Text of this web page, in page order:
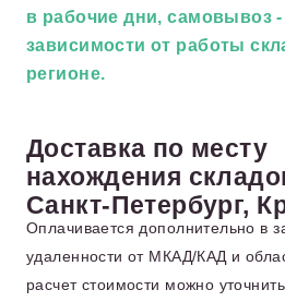
в рабочие дни, самовывоз -
зависимости от работы
регионе.
Доставка по месту
нахождения
Санкт-Петербург,
Оплачивается дополнительно в
удаленности от МКАД/КАД и
расчет стоимости можно